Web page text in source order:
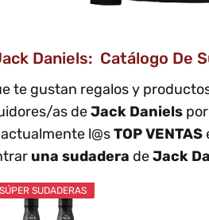
Daniels: Catálogo De
te gustan regalos y
as deJack Daniels
l@sTOP VENTAS
una sudadera deJack
SÚPER SUDADERAS